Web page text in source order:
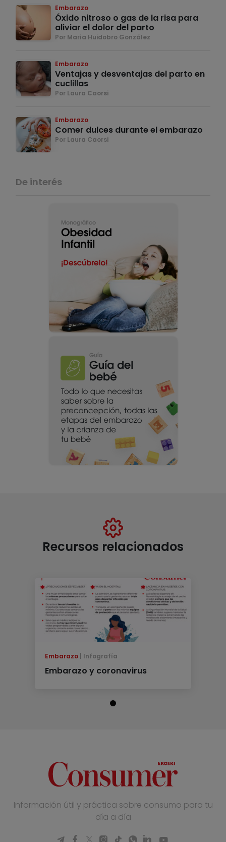
Embarazo
Óxido nitroso o gas de la risa para
aliviar el dolor del parto
Por María Huidobro González
Embarazo
Ventajas y desventajas del parto en
cuclillas
Por Laura Caorsi
Embarazo
Comer dulces durante el embarazo
Por Laura Caorsi
De interés
Recursos relacionados
Embarazo Infografía
Embarazo y coronavirus
Información útil y práctica sobre consumo para tu
día a día